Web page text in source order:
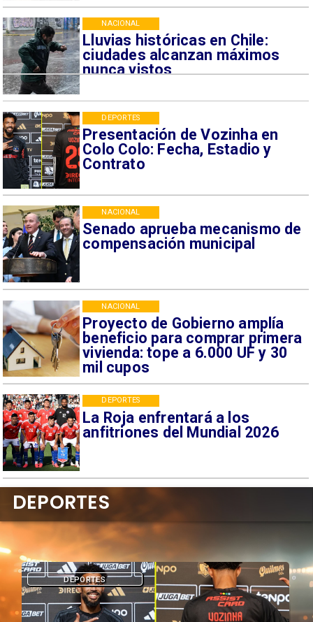
Lluvias históricas en Chile:
ciudades alcanzan máximos
nunca vistos
NACIONAL
Presentación de Vozinha en
Colo Colo: Fecha, Estadio y
Contrato
DEPORTES
Senado aprueba mecanismo de
compensación municipal
NACIONAL
Proyecto de Gobierno amplía
beneficio para comprar primera
vivienda: tope a 6.000 UF y 30
mil cupos
NACIONAL
La Roja enfrentará a los
anfitriones del Mundial 2026
DEPORTES
DEPORTES
DEPORTES